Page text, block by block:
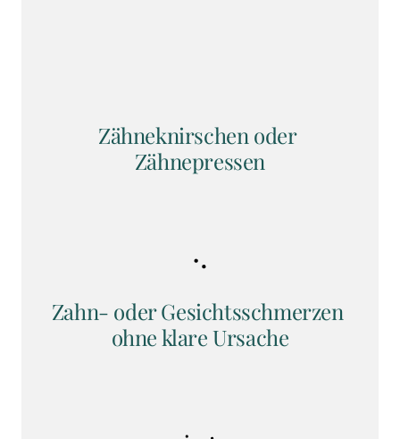
Zähneknirschen oder
Zähnepressen
Zahn- oder Gesichtsschmerzen
ohne klare Ursache